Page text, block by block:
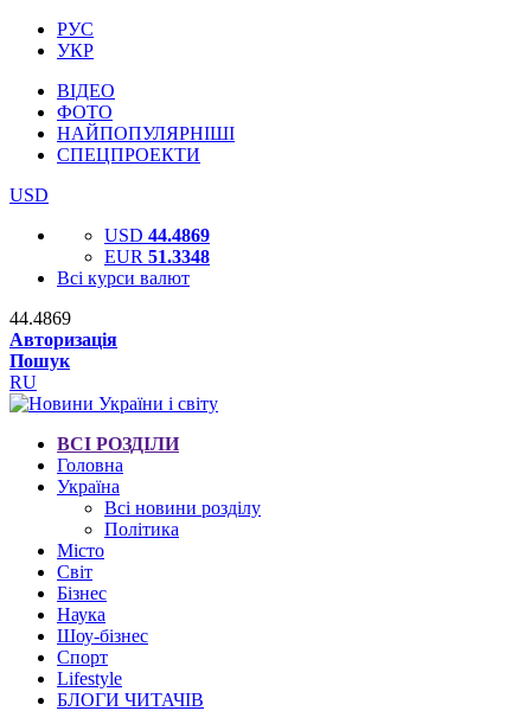
РУС
УКР
ВІДЕО
ФОТО
НАЙПОПУЛЯРНІШІ
СПЕЦПРОЕКТИ
USD
USD 44.4869
EUR 51.3348
Всі курси валют
44.4869
Авторизація
Пошук
RU
ВСІ РОЗДІЛИ
Головна
Україна
Всі новини розділу
Політика
Місто
Світ
Бізнес
Наука
Шоу-бізнес
Спорт
Lifestyle
БЛОГИ ЧИТАЧІВ